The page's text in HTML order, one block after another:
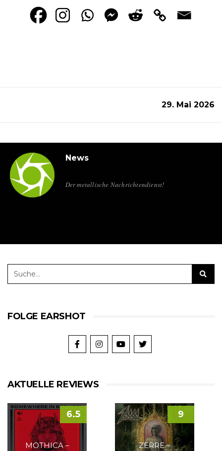
29. Mai 2026
News
Der metallische Nachrichtendienst!
FOLGE EARSHOT
AKTUELLE REVIEWS
MOTHICA –
6.5
ZERRE –
9